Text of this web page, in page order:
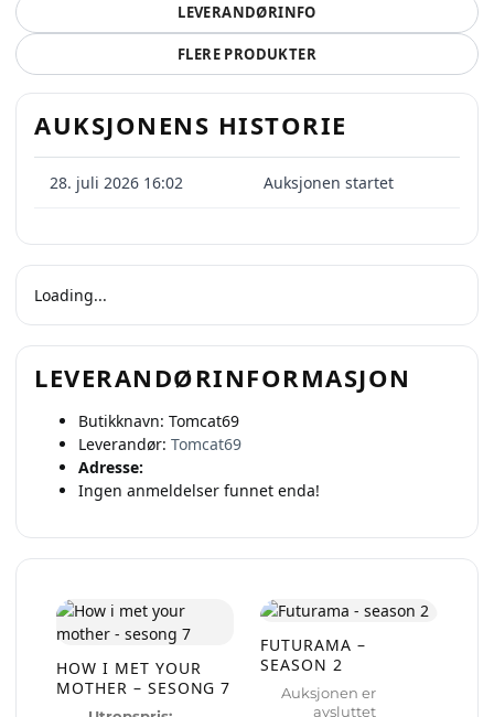
LEVERANDØRINFO
FLERE PRODUKTER
AUKSJONENS HISTORIE
28. juli 2026 16:02 Auksjonen startet
Loading...
LEVERANDØRINFORMASJON
Butikknavn: Tomcat69
Leverandør: Tomcat69
Adresse:
Ingen anmeldelser funnet enda!
HOW I MET YOUR
MOTHER – SESONG 7
FUTURAMA –
SEASON 2
Auksjonen er
avsluttet